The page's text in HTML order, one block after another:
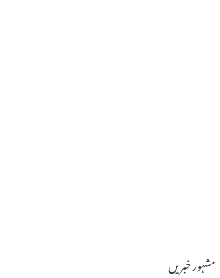
مشہور خبریں